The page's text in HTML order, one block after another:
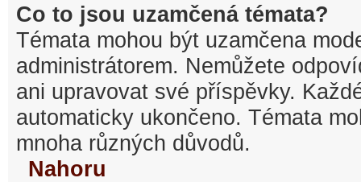
Co to jsou uzamčená témata?
Témata mohou být uzamčena
administrátorem. Nemůžete
ani upravovat své příspěvky.
automaticky ukončeno. Témata
mnoha různých důvodů.
Nahoru